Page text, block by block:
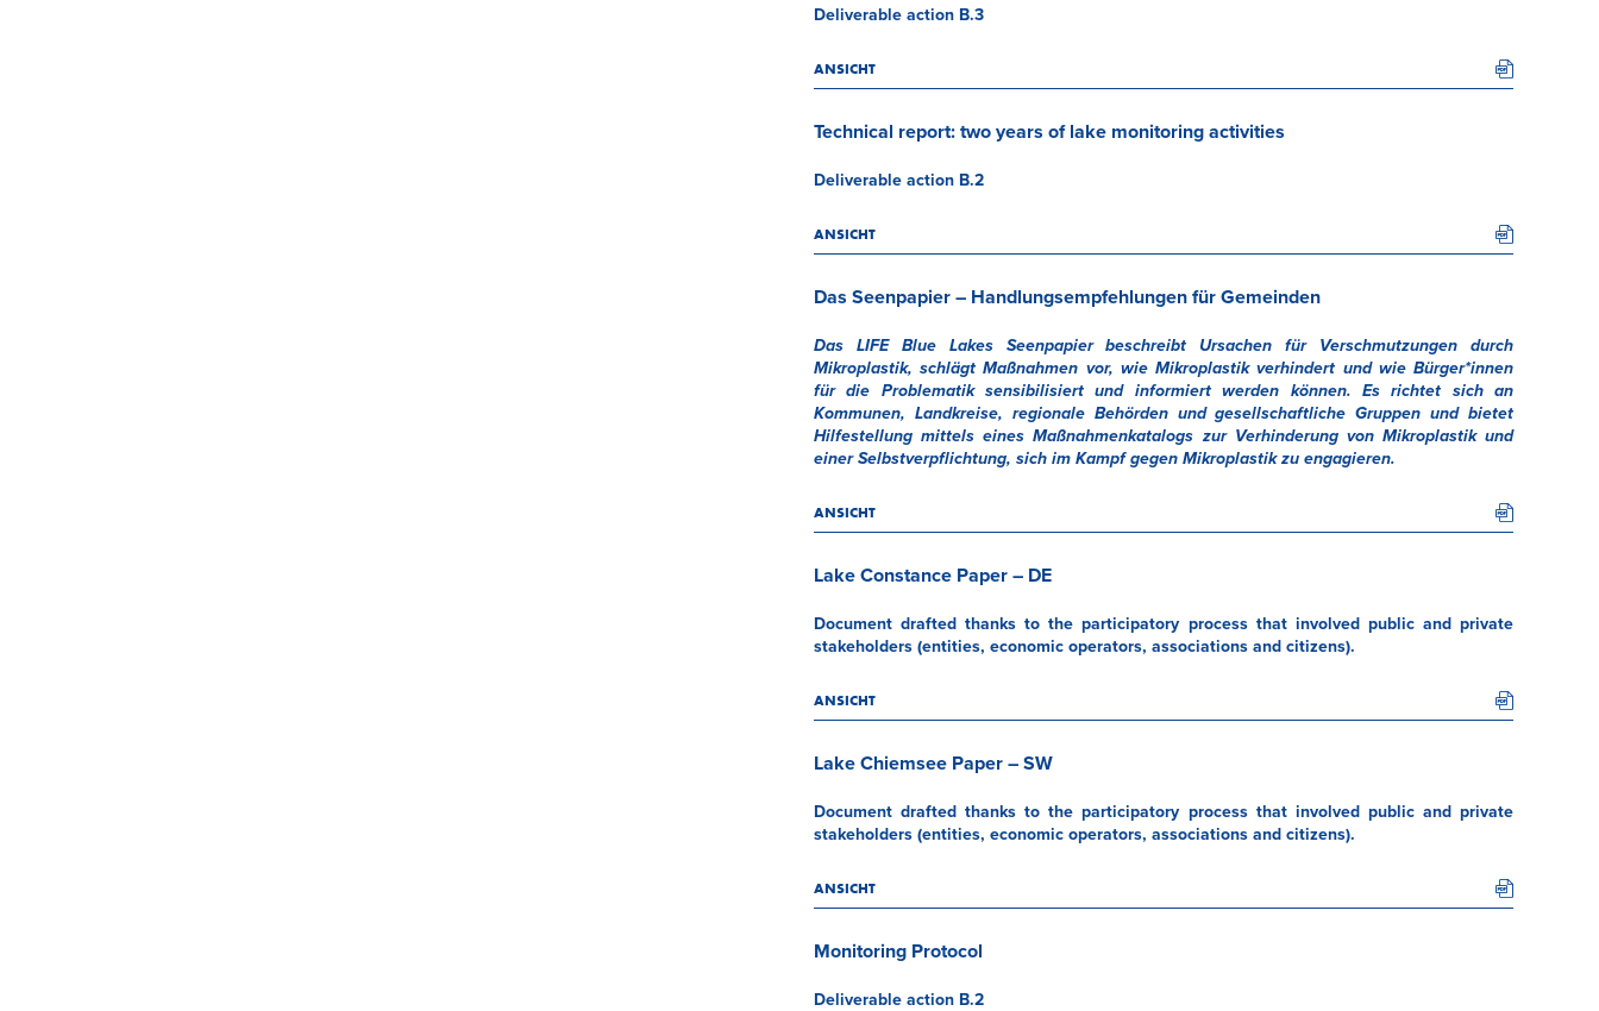
Deliverable action B.3
ANSICHT
Technical report: two years of lake monitoring activities
Deliverable action B.2
ANSICHT
Das Seenpapier – Handlungsempfehlungen für Gemeinden
Das LIFE Blue Lakes Seenpapier beschreibt Ursachen für Verschmutzungen durch
Mikroplastik, schlägt Maßnahmen vor, wie Mikroplastik verhindert und wie Bürger*innen
für die Problematik sensibilisiert und informiert werden können. Es richtet sich an
Kommunen, Landkreise, regionale Behörden und gesellschaftliche Gruppen und bietet
Hilfestellung mittels eines Maßnahmenkatalogs zur Verhinderung von Mikroplastik und
einer Selbstverpflichtung, sich im Kampf gegen Mikroplastik zu engagieren.
ANSICHT
Lake Constance Paper – DE
Document drafted thanks to the participatory process that involved public and private
stakeholders (entities, economic operators, associations and citizens).
ANSICHT
Lake Chiemsee Paper – SW
Document drafted thanks to the participatory process that involved public and private
stakeholders (entities, economic operators, associations and citizens).
ANSICHT
Monitoring Protocol
Deliverable action B.2